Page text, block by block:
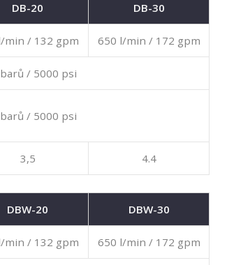
DB-20 DB-30
min / 132 gpm 650 l/min / 172 gpm
/ 5000 psi
/ 5000 psi
3,5 4.4
DBW-20 DBW-30
min / 132 gpm 650 l/min / 172 gpm